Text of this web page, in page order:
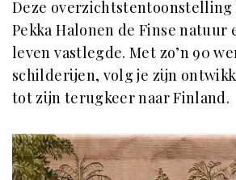
Deze overzichtstentoonstelling
Pekka Halonen de Finse natuur
leven vastlegde. Met zo’n 90
schilderijen, volg je zijn
tot zijn terugkeer naar Finland.